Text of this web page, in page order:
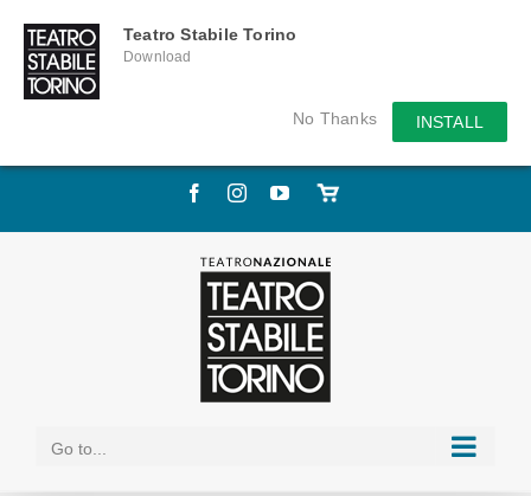
Teatro Stabile Torino
Download
No Thanks INSTALL
Skip
FacebookInstagramYouTube
Store
Go to...